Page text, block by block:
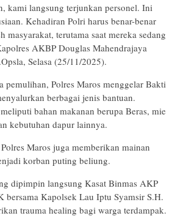
kami langsung terjunkan personel. Ini
Kehadiran Polri harus benar-benar
masyarakat, terutama saat mereka sedang
AKBP Douglas Mahendrajaya
Selasa (25/11/2025).
pemulihan, Polres Maros menggelar Bakti
berbagai jenis bantuan.
bahan makanan berupa Beras, mie
kebutuhan dapur lainnya.
Maros juga memberikan mainan
korban puting beliung.
dipimpin langsung Kasat Binmas AKP
Kapolsek Lau Iptu Syamsir S.H.
trauma healing bagi warga terdampak.